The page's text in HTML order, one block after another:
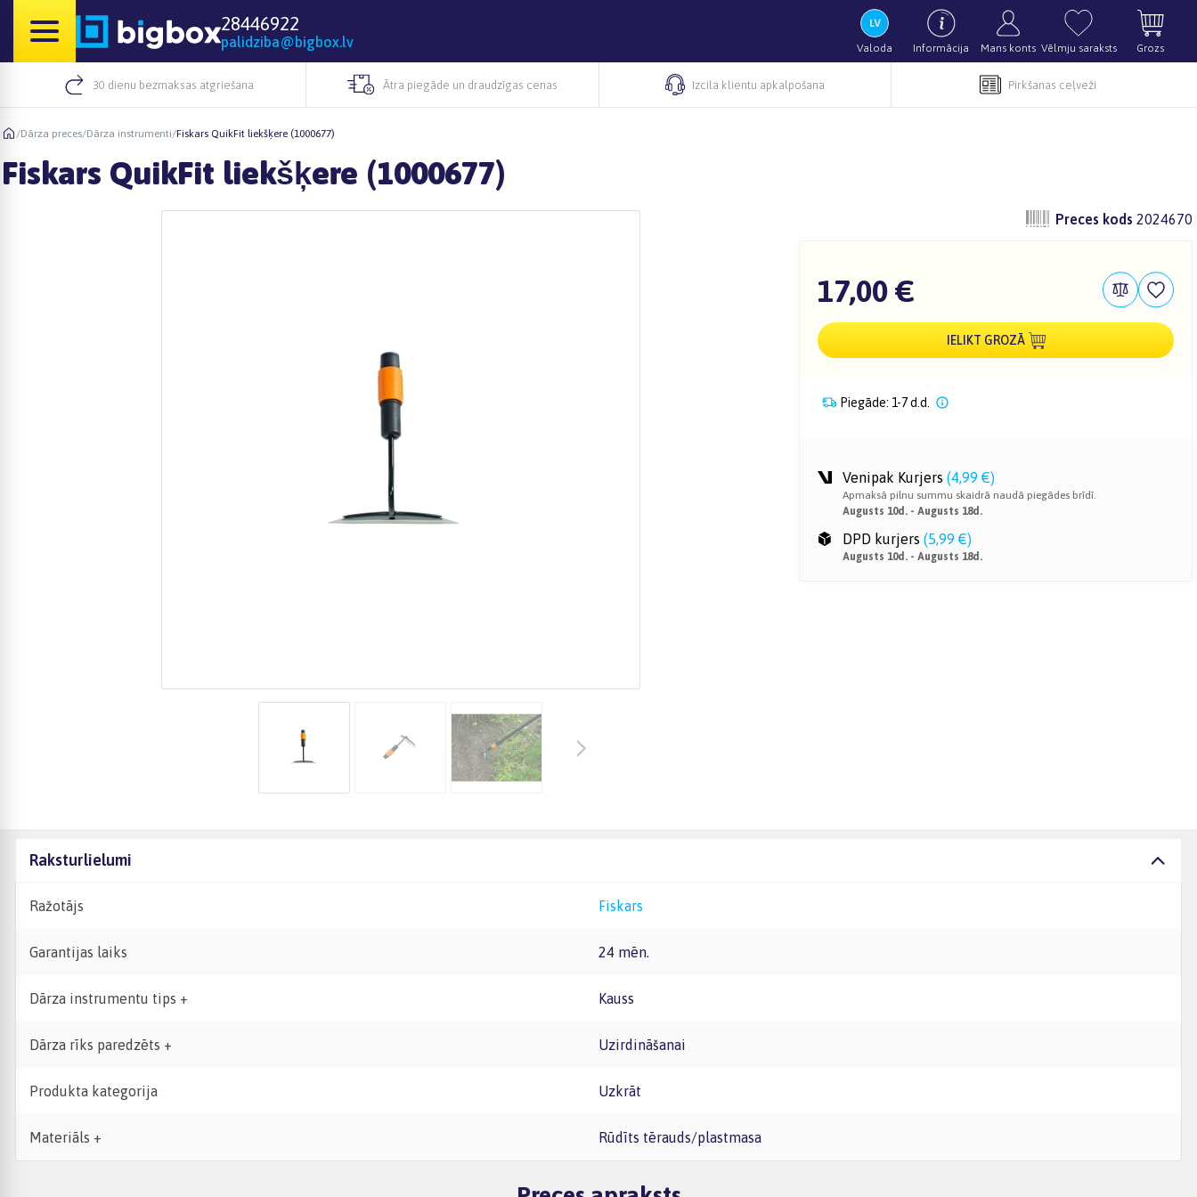
28446922
palidziba@bigbox.lv Valoda Informācija Mans konts Vēlmju saraksts Grozs
30 dienu bezmaksas atgriešana Ātra piegāde un draudzīgas cenas Izcila klientu apkalpošana Pirkšanas ceļveži
/Dārza preces/Dārza instrumenti/Fiskars QuikFit liekšķere (1000677)
Fiskars QuikFit liekšķere (1000677)
Preces kods 2024670
17,00 €
IELIKT GROZĀ
Piegāde: 1-7 d.d.
Venipak Kurjers (4,99 €)
Apmaksā pilnu summu skaidrā naudā piegādes brīdī.
Augusts 10d. - Augusts 18d.
DPD kurjers (5,99 €)
Augusts 10d. - Augusts 18d.
Raksturlielumi
Ražotājs Fiskars
Garantijas laiks 24 mēn.
Dārza instrumentu tips + Kauss
Dārza rīks paredzēts + Uzirdināšanai
Produkta kategorija Uzkrāt
Materiāls + Rūdīts tērauds/plastmasa